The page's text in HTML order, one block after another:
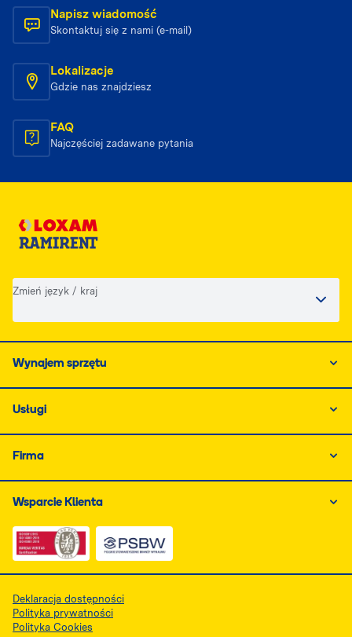
Napisz wiadomość
Skontaktuj się z nami (e-mail)
Lokalizacje
Gdzie nas znajdziesz
FAQ
Najczęściej zadawane pytania
Zmień język / kraj
Wynajem sprzętu
Usługi
Firma
Wsparcie Klienta
Link do dokumentu PDF z certyfikatem ISO, otwiera
Link do dokumentu PDF z certyfikatem
Deklaracja dostępności
Polityka prywatności
Polityka Cookies